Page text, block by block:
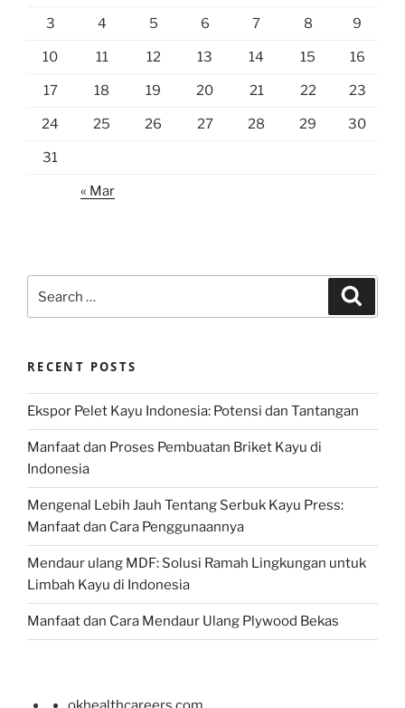
3 4 5 6 7 8 9
10 11 12 13 14 15 16
17 18 19 20 21 22 23
24 25 26 27 28 29 30
31
« Mar
for:
RECENT POSTS
Ekspor Pelet Kayu Indonesia: Potensi dan Tantangan
Manfaat dan Proses Pembuatan Briket Kayu di
Indonesia
Mengenal Lebih Jauh Tentang Serbuk Kayu Press:
Manfaat dan Cara Penggunaannya
Mendaur ulang MDF: Solusi Ramah Lingkungan untuk
Limbah Kayu di Indonesia
Manfaat dan Cara Mendaur Ulang Plywood Bekas